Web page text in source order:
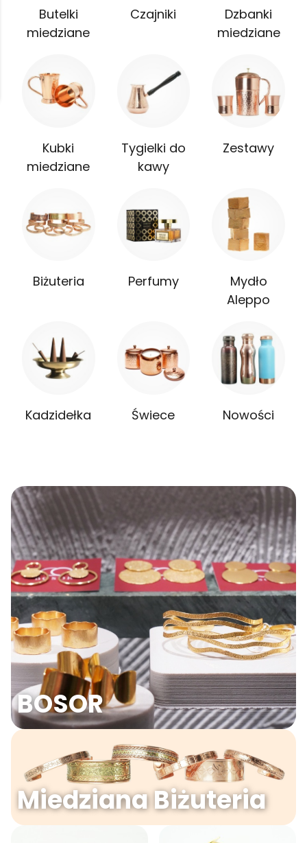
Butelki
miedziane
Czajniki
Dzbanki
miedziane
Kubki
miedziane
Tygielki do
kawy
Zestawy
Biżuteria Perfumy
Mydło
Aleppo
Kadzidełka Świece Nowości
BOSOR
Miedziana Biżuteria